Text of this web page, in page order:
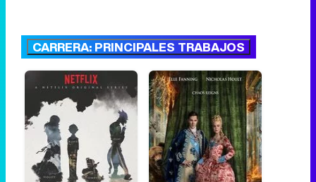
CARRERA: PRINCIPALES TRABAJOS